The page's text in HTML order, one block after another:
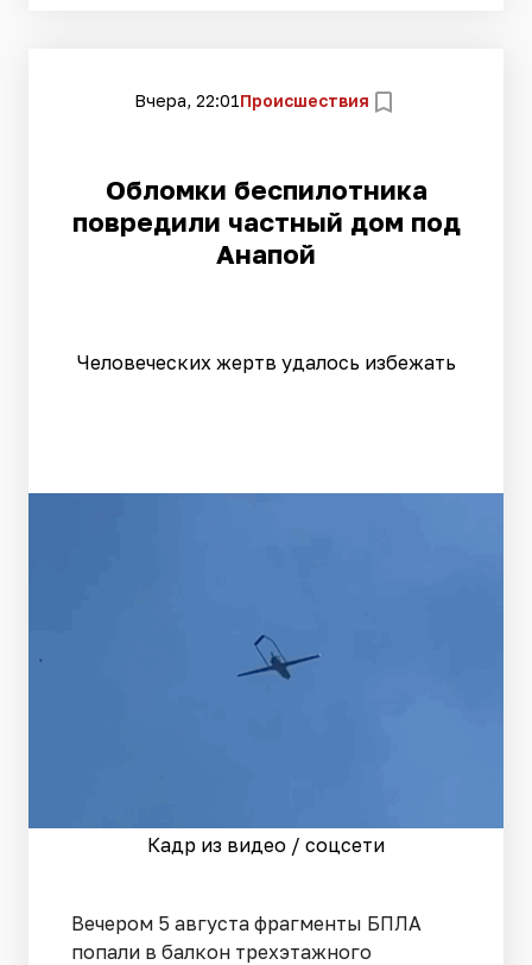
Вчера, 22:01Происшествия
Обломки беспилотника
повредили частный дом под
Анапой
Человеческих жертв удалось избежать
Кадр из видео / соцсети
Вечером 5 августа фрагменты БПЛА
попали в балкон трехэтажного